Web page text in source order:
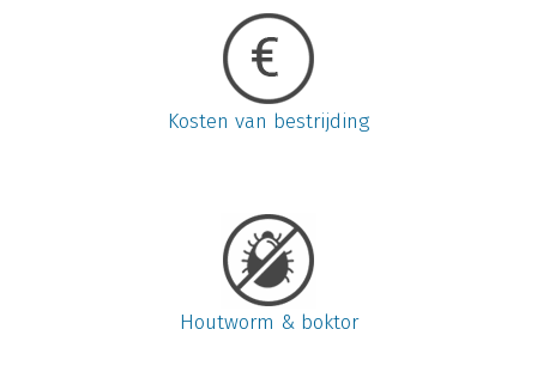
Kosten van bestrijding
Houtworm & boktor